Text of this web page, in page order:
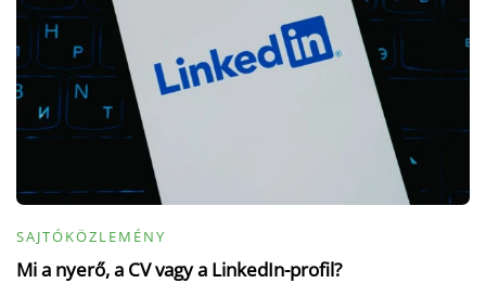
SAJTÓKÖZLEMÉNY
Mi a nyerő, a CV vagy a LinkedIn-profil?